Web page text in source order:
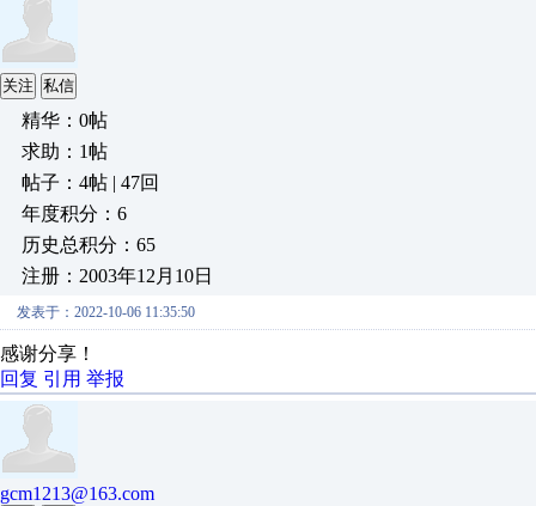
关注 私信
精华：0帖
求助：1帖
帖子：4帖 | 47回
年度积分：6
历史总积分：65
注册：2003年12月10日
发表于：2022-10-06 11:35:50
感谢分享！
回复 引用 举报
gcm1213@163.com